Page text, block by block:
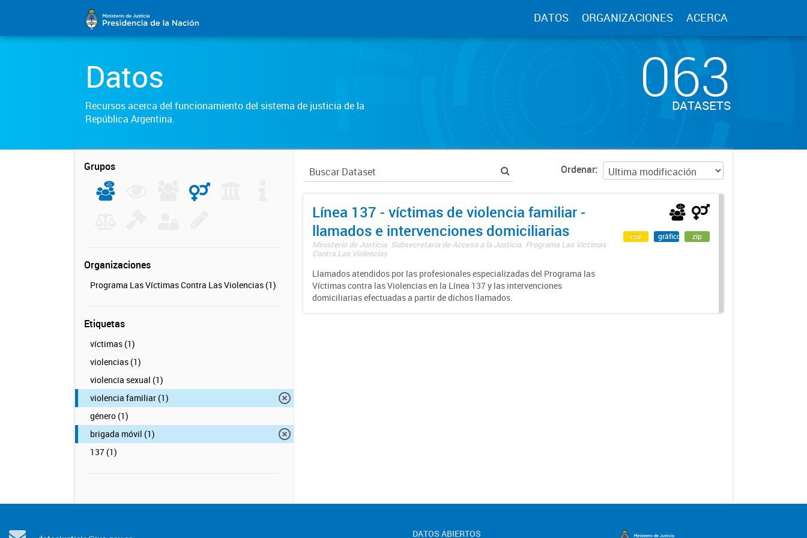
DATOS ORGANIZACIONES ACERCA
Datos
Recursos acerca del funcionamiento del sistema de justicia de la
República Argentina.
063
DATASETS
Grupos
Organizaciones
Programa Las Víctimas Contra Las Violencias (1)
Etiquetas
víctimas (1)
violencias (1)
violencia sexual (1)
violencia familiar (1)
género (1)
brigada móvil (1)
137 (1)
Ordenar
Línea 137 - víctimas de violencia familiar -
llamados e intervenciones domiciliarias
Ministerio de Justicia. Subsecretaría de Acceso a la Justicia. Programa Las Víctimas
Contra Las Violencias
Llamados atendidos por las profesionales especializadas del Programa las
Víctimas contra las Violencias en la Línea 137 y las intervenciones
domiciliarias efectuadas a partir de dichos llamados.
csv gráfico zip
DATOS ABIERTOS